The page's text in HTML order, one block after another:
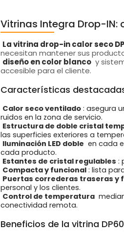
Vitrinas Integra Drop-
La vitrina drop-in calor seco
necesitan mantener sus
diseño en color blanco y
accesible para el cliente.
Características
Calor seco ventilado : asegura
ruidos en la zona de servicio.
Estructura de doble cristal
las superficies exteriores a
Iluminación LED doble en cada
cada producto.
Estantes de cristal regulables :
Compacta y funcional : lista
Puertas correderas traseras y
personal y los clientes.
Control de temperatura
conectividad remota.
Beneficios de la vitrina